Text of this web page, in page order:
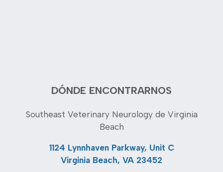
DÓNDE ENCONTRARNOS
Southeast Veterinary Neurology de Virginia
Beach
1124 Lynnhaven Parkway, Unit C
Virginia Beach, VA 23452